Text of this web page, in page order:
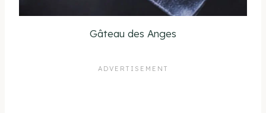
Gâteau des Anges